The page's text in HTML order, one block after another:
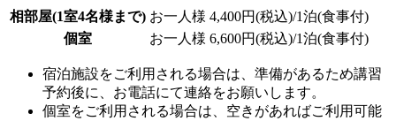
相部屋(1室4名様まで) お一人様 4,400円(税込)/1泊(食事付)
個室
お一人様 6,600円(税込)/1泊(食事付)
宿泊施設をご利用される場合は、準備があるため講習
予約後に、お電話にて連絡をお願いします。
個室をご利用される場合は、空きがあればご利用可能